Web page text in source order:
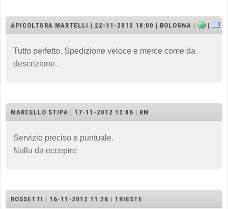
APICOLTURA MARTELLI | 22-11-2012 18:00 | BOLOGNA | |
Tutto perfetto. Spedizione veloce e merce come da
descrizione.
MARCELLO STIPA | 17-11-2012 12:06 | RM
Servizio preciso e puntuale.
Nulla da eccepire
ROSSETTI | 16-11-2012 11:26 | TRIESTE